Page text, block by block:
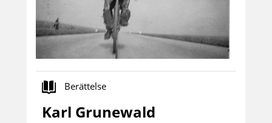
Berättelse
Karl Grunewald